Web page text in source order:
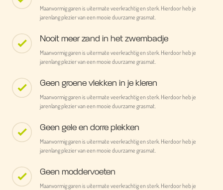
Maanvormig garen is uitermate veerkrachtig en sterk. Hierdoor heb je
jarenlang plezier van een mooie duurzame grasmat.
Nooit meer zand in het zwembadje
Maanvormig garen is uitermate veerkrachtig en sterk. Hierdoor heb je
jarenlang plezier van een mooie duurzame grasmat.
Geen groene vlekken in je kleren
Maanvormig garen is uitermate veerkrachtig en sterk. Hierdoor heb je
jarenlang plezier van een mooie duurzame grasmat.
Geen gele en dorre plekken
Maanvormig garen is uitermate veerkrachtig en sterk. Hierdoor heb je
jarenlang plezier van een mooie duurzame grasmat.
Geen moddervoeten
Maanvormig garen is uitermate veerkrachtig en sterk. Hierdoor heb je